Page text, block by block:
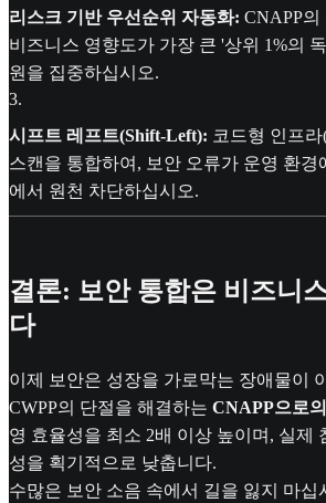
리스크 기반 우선순위 자동화: CNAPP의
비즈니스 영향도가 가장 큰 '상위 1%의
원을 집중하십시오.
3.
시프트 레프트(Shift-Left): 코드형 인프
스캔을 통합하여, 보안 오류가 운영 환경
에서 원천 차단하십시오.
결론: 보안 통합은 비즈니
다
이제 보안은 성장을 가로막는 장애물이
CWPP의 단절을 해결하는 CNAPP으로
영 효율성을 최소 2배 이상 높이며, 실제
성을 획기적으로 낮춥니다.
수많은 보안 소음 속에서 길을 잃지 마십